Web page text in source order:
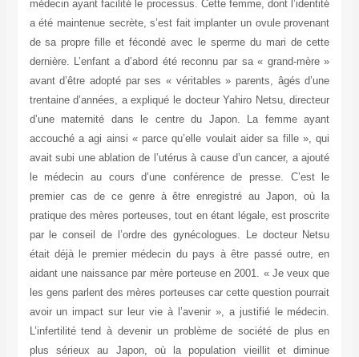
médecin ayant facilité le processus. Cette femme, dont l’identité
a été maintenue secrète, s’est fait implanter un ovule provenant
de sa propre fille et fécondé avec le sperme du mari de cette
dernière. L’enfant a d’abord été reconnu par sa « grand-mère »
avant d’être adopté par ses « véritables » parents, âgés d’une
trentaine d’années, a expliqué le docteur Yahiro Netsu, directeur
d’une maternité dans le centre du Japon. La femme ayant
accouché a agi ainsi « parce qu’elle voulait aider sa fille », qui
avait subi une ablation de l’utérus à cause d’un cancer, a ajouté
le médecin au cours d’une conférence de presse. C’est le
premier cas de ce genre à être enregistré au Japon, où la
pratique des mères porteuses, tout en étant légale, est proscrite
par le conseil de l’ordre des gynécologues. Le docteur Netsu
était déjà le premier médecin du pays à être passé outre, en
aidant une naissance par mère porteuse en 2001. « Je veux que
les gens parlent des mères porteuses car cette question pourrait
avoir un impact sur leur vie à l’avenir », a justifié le médecin.
L’infertilité tend à devenir un problème de société de plus en
plus sérieux au Japon, où la population vieillit et diminue